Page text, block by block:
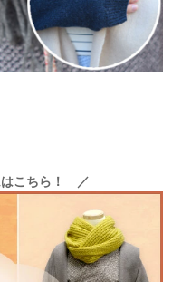
こちら！ ／